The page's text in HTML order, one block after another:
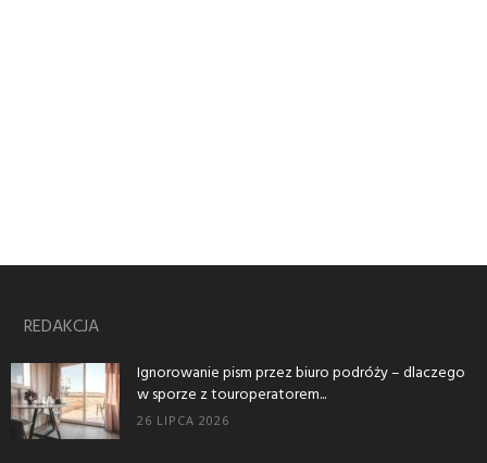
REDAKCJA
Ignorowanie pism przez biuro podróży – dlaczego
w sporze z touroperatorem...
26 LIPCA 2026